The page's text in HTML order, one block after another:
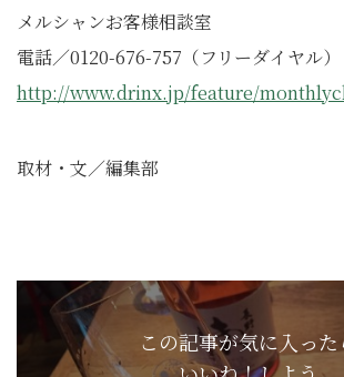
メルシャンお客様相談室
電話／0120-676-757（フリーダイヤル）
http://www.drinx.jp/feature/
取材・文／編集部
この記事が気に入った